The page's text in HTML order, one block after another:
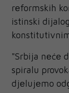
rеformskih
istinski
"Srbija nеćе
spiralu
djеlujеmo